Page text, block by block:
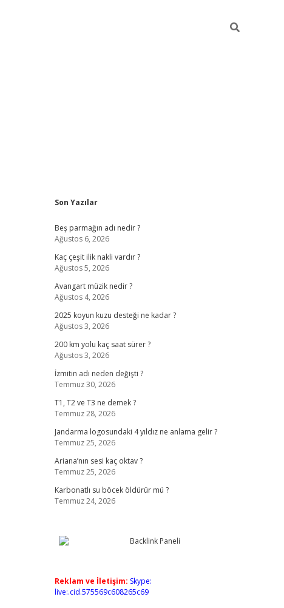
Sidebar
Son Yazılar
Beş parmağın adı nedir ?
Ağustos 6, 2026
Kaç çeşit ilik nakli vardır ?
Ağustos 5, 2026
Avangart müzik nedir ?
Ağustos 4, 2026
2025 koyun kuzu desteği ne kadar ?
Ağustos 3, 2026
200 km yolu kaç saat sürer ?
Ağustos 3, 2026
İzmitin adı neden değişti ?
Temmuz 30, 2026
T1, T2 ve T3 ne demek ?
Temmuz 28, 2026
Jandarma logosundaki 4 yıldız ne anlama gelir ?
Temmuz 25, 2026
Ariana’nın sesi kaç oktav ?
Temmuz 25, 2026
Karbonatlı su böcek öldürür mü ?
Temmuz 24, 2026
Reklam ve İletişim: Skype:
live:.cid.575569c608265c69